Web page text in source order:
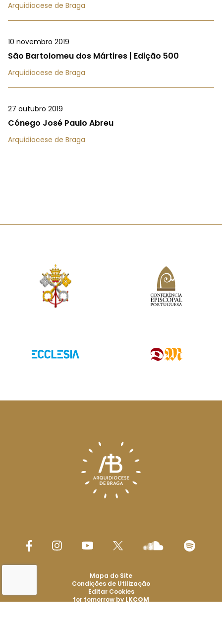
Arquidiocese de Braga
10 novembro 2019
São Bartolomeu dos Mártires | Edição 500
Arquidiocese de Braga
27 outubro 2019
Cónego José Paulo Abreu
Arquidiocese de Braga
Mapa do Site
Condições de Utilização
Editar Cookies
for tomorrow by LKCOM